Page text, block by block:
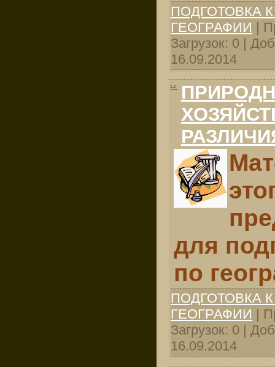
ПОДГОТОВКА
ГЕОГРАФИИ |
Загрузок: 0 |
16.09.2014
для
по
ПОДГОТОВКА
ГЕОГРАФИИ |
Загрузок: 0 |
16.09.2014